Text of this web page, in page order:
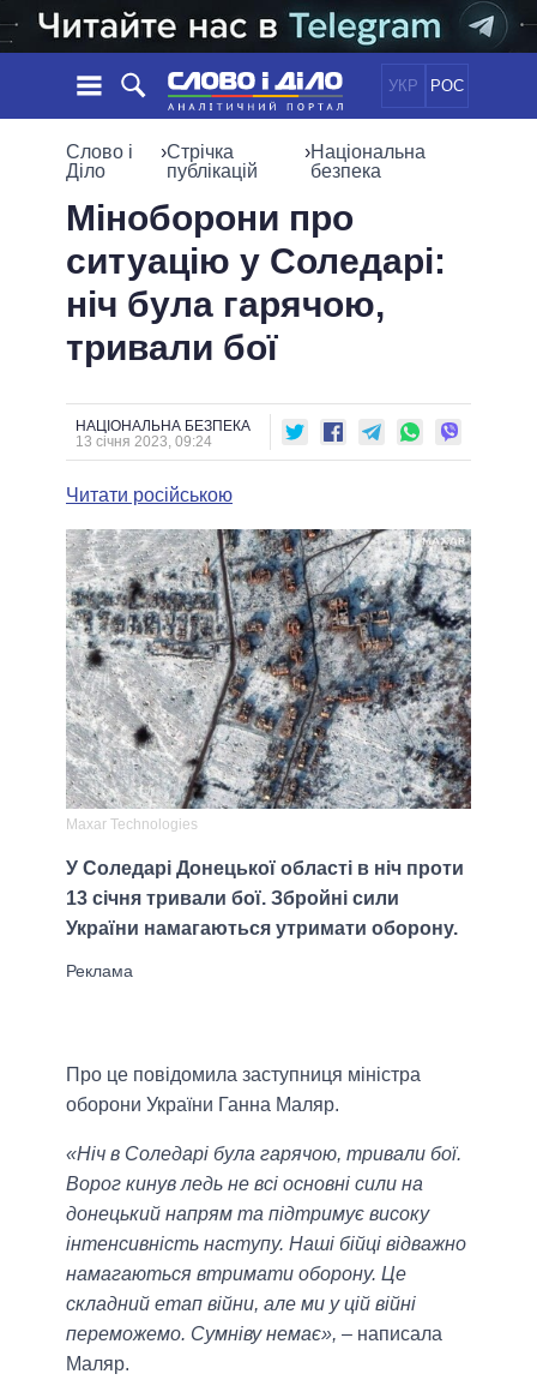
УКР РОС
НОВИНИ
СТРІЧКА
СТАТТІ
ДУМКИ
ОГЛЯДИ
ЕКОНОМІКА
СУСПІЛЬСТВО
СВІТ
ПОЛIТИКИ
УСІ ПОЛІТИКИ
ПРЕЗИДЕНТ І ОФІС
КАБІНЕТ МІНІСТРІВ
ГОЛОВИ ОБЛАДМІНІСТРАЦІЙ
МЕРИ МІСТ
ІНФОГРАФІКА
ВІДЕО
ПІДТРИМАТИ
ПОРІВНЯННЯ ПОЛІТИКІВ
Слово і
Діло
›Стрічка
публікацій
›Національна
безпека
Міноборони про
ситуацію у Соледарі:
ніч була гарячою,
тривали бої
НАЦІОНАЛЬНА БЕЗПЕКА
13 січня 2023, 09:24
Читати російською
Maxar Technologies
У Соледарі Донецької області в ніч проти
13 січня тривали бої. Збройні сили
України намагаються утримати оборону.
Про це повідомила заступниця міністра
оборони України Ганна Маляр.
«Ніч в Соледарі була гарячою, тривали бої.
Ворог кинув ледь не всі основні сили на
донецький напрям та підтримує високу
інтенсивність наступу. Наші бійці відважно
намагаються втримати оборону. Це
складний етап війни, але ми у цій війні
переможемо. Сумніву немає», – написала
Маляр.